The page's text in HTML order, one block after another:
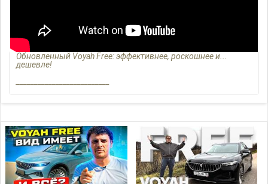
Обновленный Voyah Free: эффективнее, роскошнее и...
дешевле!
Владельцам актуальных кроссоверов есть о чем задуматься —
быстродействие медиасистемы, повысил мощность мотора и
скинул цену на 20 процентов.
Для россиян экономия окажется ещё больше: уже
заинтересовались?
___________________________